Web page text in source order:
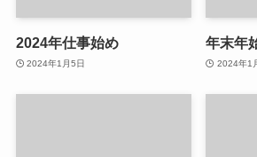
2024年仕事始め
2024年1月5日
年末年
2024年1